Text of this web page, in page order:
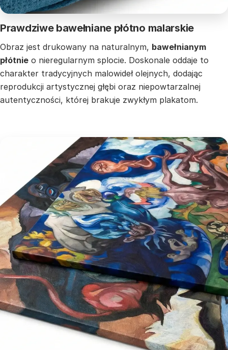
Prawdziwe bawełniane płótno malarskie
Obraz jest drukowany na naturalnym, bawełnianym
płótnie o nieregularnym splocie. Doskonale oddaje to
charakter tradycyjnych malowideł olejnych, dodając
reprodukcji artystycznej głębi oraz niepowtarzalnej
autentyczności, której brakuje zwykłym plakatom.